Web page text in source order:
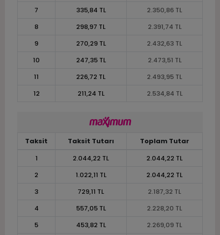
7
335,84 TL
2.350,86 TL
8
298,97 TL
2.391,74 TL
9
270,29 TL
2.432,63 TL
10
247,35 TL
2.473,51 TL
11
226,72 TL
2.493,95 TL
12
211,24 TL 2.534,84 TL
Taksit Taksit Tutarı
Toplam Tutar
1
2.044,22 TL
2.044,22 TL
2
1.022,11 TL
2.044,22 TL
3
729,11 TL
2.187,32 TL
4
557,05 TL
2.228,20 TL
5
453,82 TL 2.269,09 TL